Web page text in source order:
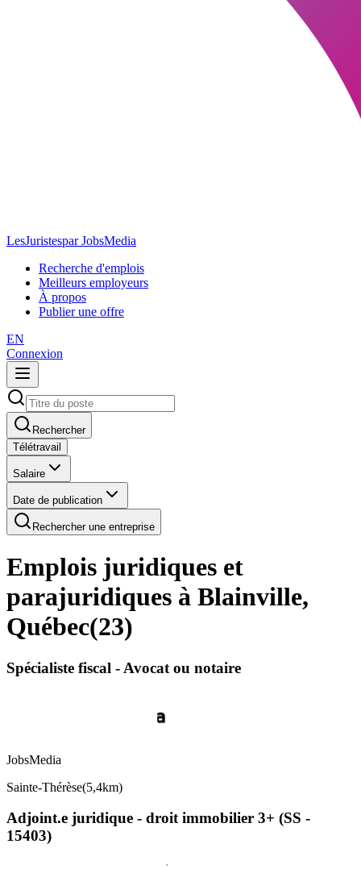
LesJuristespar JobsMedia
Recherche d'emplois
Meilleurs employeurs
À propos
Publier une offre
EN
Connexion
Rechercher
Télétravail
Salaire
Date de publication
Rechercher une entreprise
Emplois juridiques et
parajuridiques à Blainville,
Québec(23)
Spécialiste fiscal - Avocat ou notaire
JobsMedia
Sainte-Thérèse(5,4km)
Adjoint.e juridique - droit immobilier 3+ (SS -
15403)